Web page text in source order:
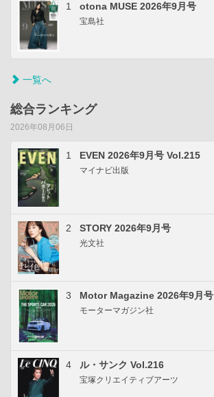
1 otona MUSE 2026年9月号
宝島社
一覧へ
総合ランキング
2026年08月06日
1 EVEN 2026年9月号 Vol.215
マイナビ出版
2 STORY 2026年9月号
光文社
3 Motor Magazine 2026年9月号
モーターマガジン社
4 ル・サンク Vol.216
宝塚クリエイティブアーツ